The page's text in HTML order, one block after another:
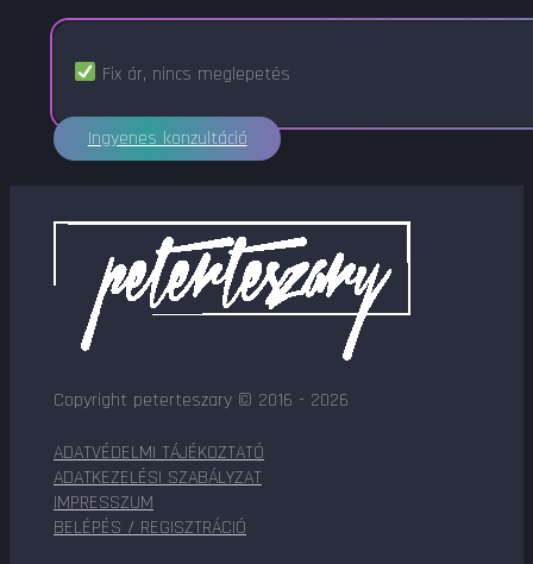
Fix ár, nincs meglepetés
Ingyenes konzultáció
Copyright peterteszary © 2016 - 2026
ADATVÉDELMI TÁJÉKOZTATÓ
ADATKEZELÉSI SZABÁLYZAT
IMPRESSZUM
BELÉPÉS / REGISZTRÁCIÓ